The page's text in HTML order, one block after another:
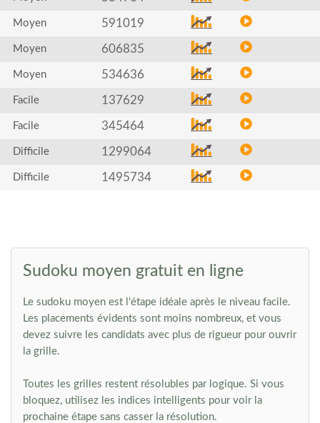
Moyen 591019
Moyen 606835
Moyen 534636
Facile 137629
Facile 345464
Difficile 1299064
Difficile 1495734
Sudoku moyen gratuit en ligne
Le sudoku moyen est l'étape idéale après le niveau facile.
Les placements évidents sont moins nombreux, et vous
devez suivre les candidats avec plus de rigueur pour ouvrir
la grille.
Toutes les grilles restent résolubles par logique. Si vous
bloquez, utilisez les indices intelligents pour voir la
prochaine étape sans casser la résolution.